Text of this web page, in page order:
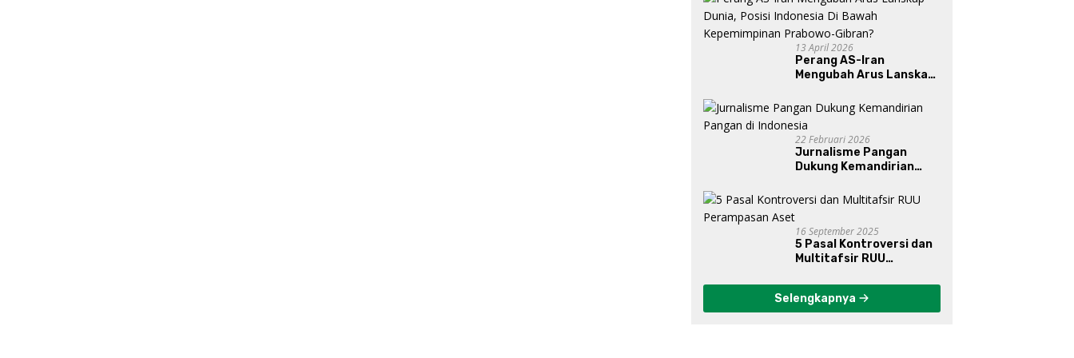
13 April 2026
Perang AS-Iran
Mengubah Arus Lanskap
Bawah Kepemimpinan
Prabowo-Gibran?
22 Februari 2026
Jurnalisme Pangan
Dukung Kemandirian
16 September 2025
5 Pasal Kontroversi dan
Multitafsir RUU
Selengkapnya